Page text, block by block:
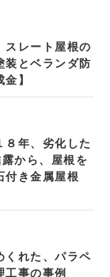
スレート屋根の
装とベランダ防
】
８年、劣化した
から、屋根を
付き金属屋根
くれた、パラペ
工事の事例